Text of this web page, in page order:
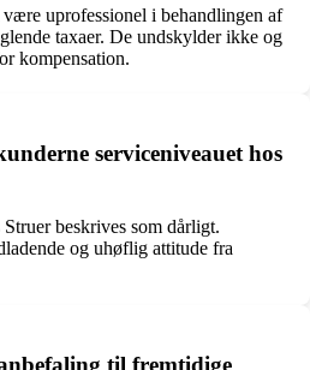
uprofessionel i behandlingen af
taxaer. De undskylder ikke og
kompensation.
serviceniveauet hos
beskrives som dårligt.
og uhøflig attitude fra
til fremtidige